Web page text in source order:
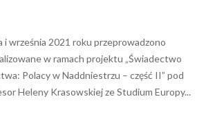
i września 2021 roku przeprowadzono
w ramach projektu „Świadectwo
Polacy w Naddniestrzu – część II” pod
Heleny Krasowskiej ze Studium Europy...